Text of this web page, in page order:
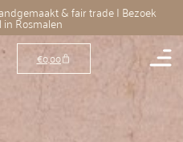
& fair trade | Bezoek
Rosmalen
€0,00